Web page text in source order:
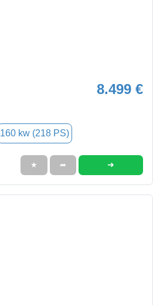
8.499 €
160 kw (218 PS)
★ ➦ ➜